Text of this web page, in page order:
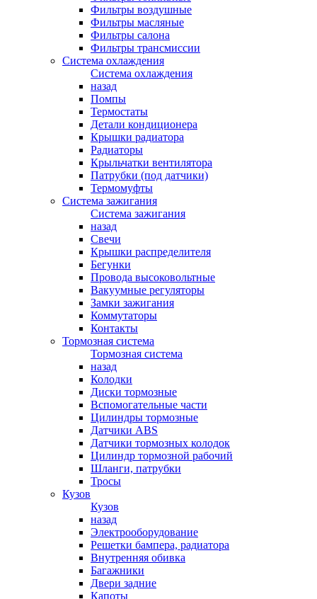
Фильтры воздушные
Фильтры масляные
Фильтры салона
Фильтры трансмиссии
Система охлаждения
Система охлаждения
назад
Помпы
Термостаты
Детали кондиционера
Крышки радиатора
Радиаторы
Крыльчатки вентилятора
Патрубки (под датчики)
Термомуфты
Система зажигания
Система зажигания
назад
Свечи
Крышки распределителя
Бегунки
Провода высоковольтные
Вакуумные регуляторы
Замки зажигания
Коммутаторы
Контакты
Тормозная система
Тормозная система
назад
Колодки
Диски тормозные
Вспомогательные части
Цилиндры тормозные
Датчики ABS
Датчики тормозных колодок
Цилиндр тормозной рабочий
Шланги, патрубки
Тросы
Кузов
Кузов
назад
Электрооборудование
Решетки бампера, радиатора
Внутренняя обивка
Багажники
Двери задние
Капоты